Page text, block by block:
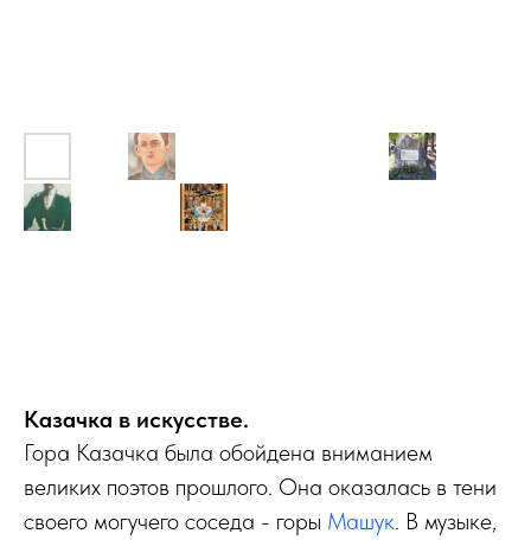
Казачка в искусстве.
Гора Казачка была обойдена вниманием
великих поэтов прошлого. Она оказалась в тени
своего могучего соседа - горы Машук. В музыке,